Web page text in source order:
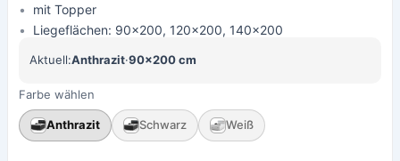
mit Topper
Liegeflächen: 90x200, 120x200, 140x200
Aktuell:Anthrazit·90×200 cm
Farbe wählen
Anthrazit Schwarz Weiß